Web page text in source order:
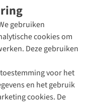
gebruiken
cookies om
Deze gebruiken
voor het
en het gebruik
cookies. De